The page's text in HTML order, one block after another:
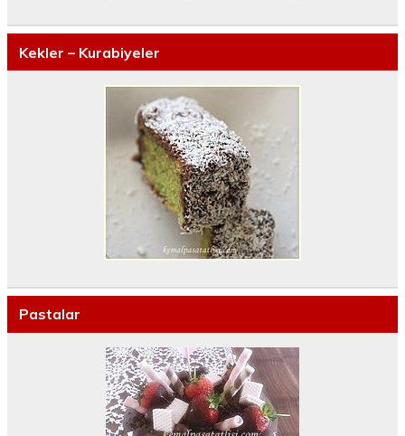
Kekler – Kurabiyeler
Pastalar